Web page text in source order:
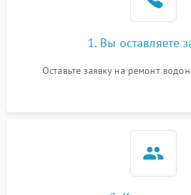
1. Вы оставляете
Оставьте заявку на ремонт